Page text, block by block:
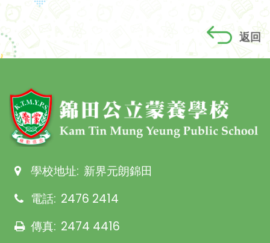
返回
學校地址: 新界元朗錦田
電話: 2476 2414
傳真: 2474 4416